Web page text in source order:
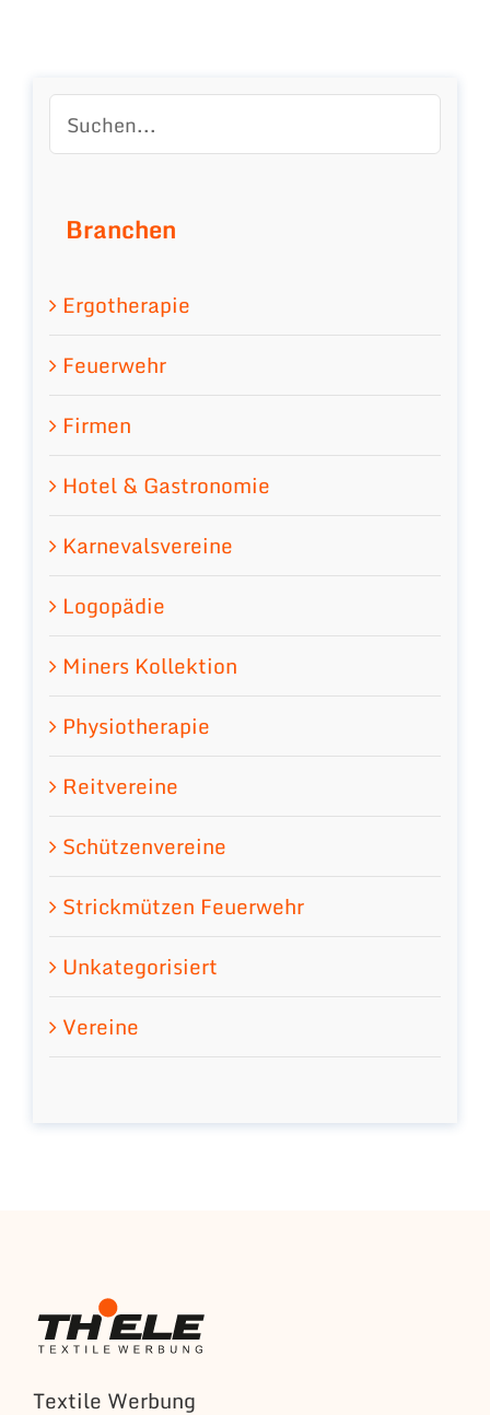
Branchen
Ergotherapie
Feuerwehr
Firmen
Hotel & Gastronomie
Karnevalsvereine
Logopädie
Miners Kollektion
Physiotherapie
Reitvereine
Schützenvereine
Strickmützen Feuerwehr
Unkategorisiert
Vereine
Textile Werbung